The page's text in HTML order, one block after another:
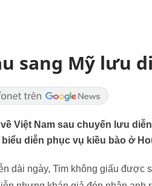
sang Mỹ lưu
Việt Nam sau chuyến lưu
diễn phục vụ kiều bào ở
dài ngày, Tim không giấu được